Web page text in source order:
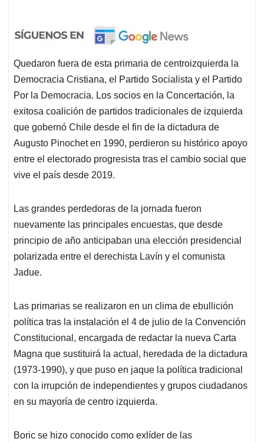
Quedaron fuera de esta primaria de centroizquierda la
Democracia Cristiana, el Partido Socialista y el Partido
Por la Democracia. Los socios en la Concertación, la
exitosa coalición de partidos tradicionales de izquierda
que gobernó Chile desde el fin de la dictadura de
Augusto Pinochet en 1990, perdieron su histórico apoyo
entre el electorado progresista tras el cambio social que
vive el país desde 2019.
Las grandes perdedoras de la jornada fueron
nuevamente las principales encuestas, que desde
principio de año anticipaban una elección presidencial
polarizada entre el derechista Lavín y el comunista
Jadue.
Las primarias se realizaron en un clima de ebullición
política tras la instalación el 4 de julio de la Convención
Constitucional, encargada de redactar la nueva Carta
Magna que sustituirá la actual, heredada de la dictadura
(1973-1990), y que puso en jaque la política tradicional
con la irrupción de independientes y grupos ciudadanos
en su mayoría de centro izquierda.
Boric se hizo conocido como exlíder de las